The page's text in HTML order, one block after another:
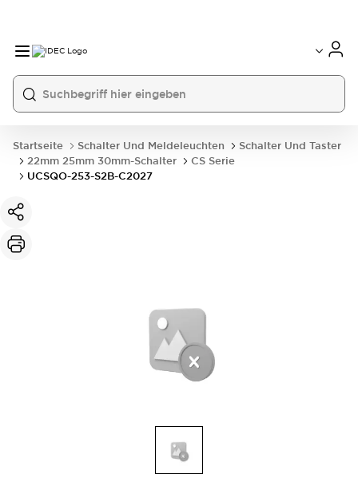
Startseite Schalter Und Meldeleuchten
Schalter Und Taster
22mm 25mm 30mm-Schalter
CS Serie
UCSQO-253-S2B-C2027